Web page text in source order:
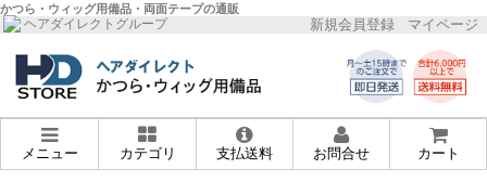
かつら・ウィッグ用備品・両面テープの通販
ヘアダイレクトグループ 新規会員登録 マイページ
メニュー カテゴリ 支払送料 お問合せ カート